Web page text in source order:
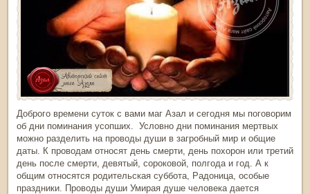
Доброго времени суток с вами маг Азал и сегодня мы поговорим
об дни поминания усопших. Условно дни поминания мертвых
можно разделить на проводы души в загробный мир и общие
даты. К проводам относят день смерти, день похорон или третий
день после смерти, девятый, сороковой, полгода и год. А к
общим относятся родительская суббота, Радоница, особые
праздники. Проводы души Умирая душе человека дается